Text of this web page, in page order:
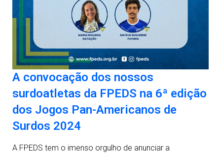
A convocação dos nossos
surdoatletas da FPEDS na 6ª edição
dos Jogos Pan-Americanos de
Surdos 2024
A FPEDS tem o imenso orgulho de anunciar a